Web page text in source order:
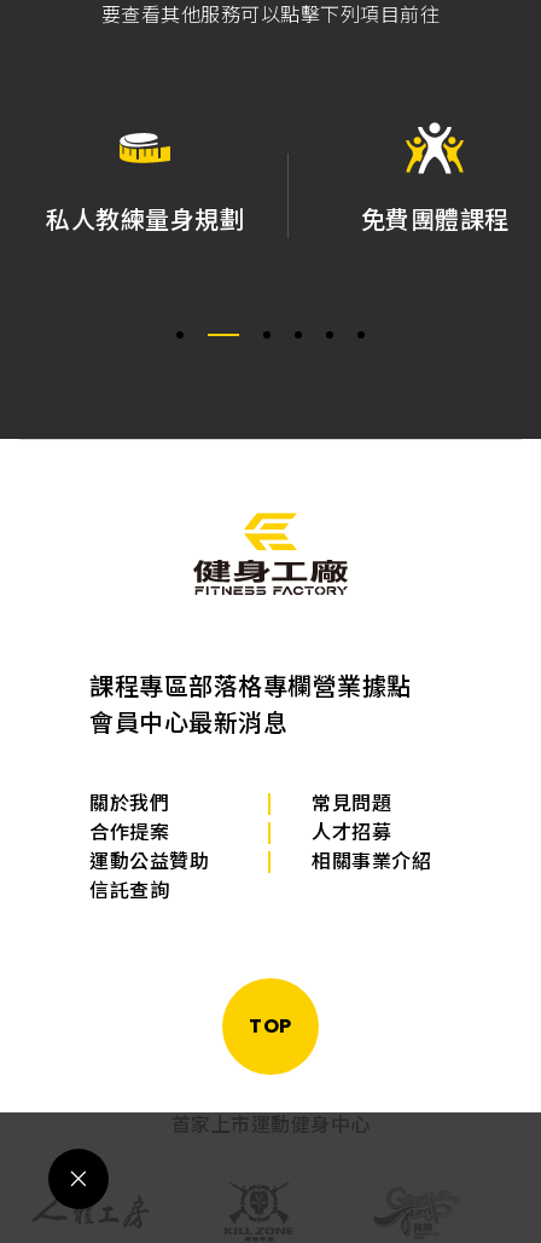
要查看其他服務可以點擊下列項目前往
私人教練量身規劃 免費團體課程
課程專區部落格專欄營業據點
會員中心最新消息
關於我們
常見問題
合作提案
人才招募
運動公益贊助
相關事業介紹
信託查詢
TOP
首家上市運動健身中心